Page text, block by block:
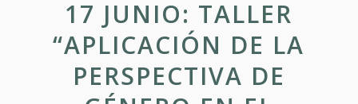
17 JUNIO: TALLER
“APLICACIÓN DE LA
PERSPECTIVA DE